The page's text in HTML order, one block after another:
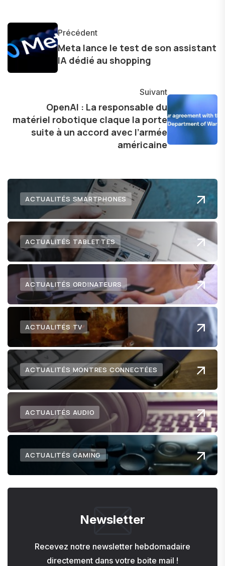
lumière les aspects pratiques de ces
innovations. Mon travail consiste également à
partager des réflexions sur l'impact de la
technologie sur notre vie quotidienne et à
Précédent
Meta lance le test de son assistant
IA dédié au shopping
Suivant
OpenAI : La responsable du
matériel robotique claque la porte
suite à un accord avec l’armée
américaine
ACTUALITÉS SMARTPHONES
ACTUALITÉS TABLETTES
ACTUALITÉS ORDINATEURS
ACTUALITÉS TV
ACTUALITÉS MONTRES CONNECTÉES
ACTUALITÉS AUDIO
ACTUALITÉS GAMING
Newsletter
Recevez notre newsletter hebdomadaire
directement dans votre boite mail !